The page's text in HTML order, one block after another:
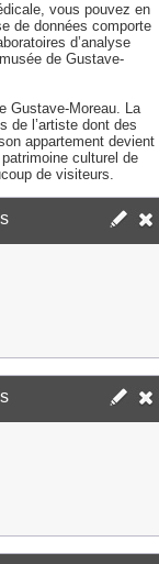
vous pouvez en
de données comporte
d’analyse
de Gustave-
Gustave-Moreau. La
de l’artiste dont des
appartement devient
culturel de
de visiteurs.